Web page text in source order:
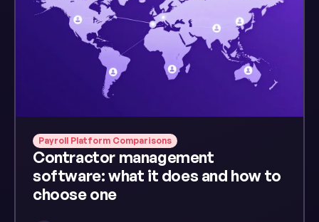
Payroll Platform Comparisons
Contractor management
software: what it does and how to
choose one